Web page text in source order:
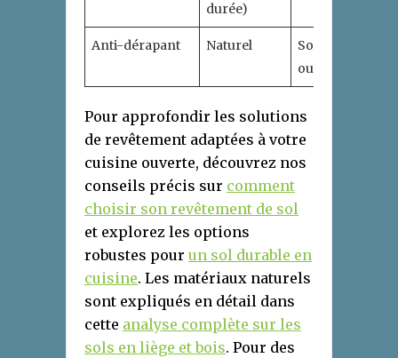
durée)
Anti-dérapant Naturel
Souvent
oui
Pour approfondir les solutions
de revêtement adaptées à votre
cuisine ouverte, découvrez nos
conseils précis sur comment
choisir son revêtement de sol
et explorez les options
robustes pour un sol durable en
cuisine. Les matériaux naturels
sont expliqués en détail dans
cette analyse complète sur les
sols en liège et bois. Pour des